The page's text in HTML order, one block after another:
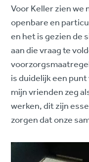
Voor Keller zien we
openbare en
en het is gezien de
aan die vraag te
is duidelijk een
mijn vrienden zeg
werken, dit zijn
zorgen dat onze